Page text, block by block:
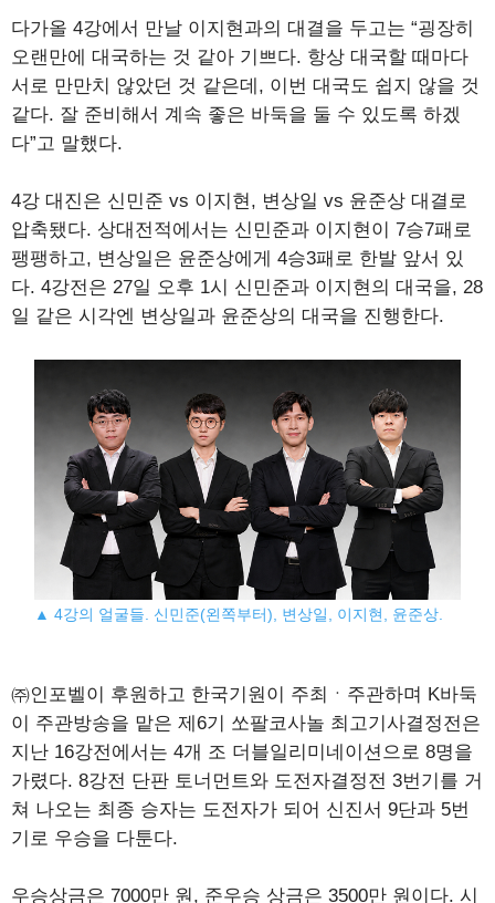
다가올 4강에서 만날 이지현과의 대결을 두고는 “굉장히
오랜만에 대국하는 것 같아 기쁘다. 항상 대국할 때마다
서로 만만치 않았던 것 같은데, 이번 대국도 쉽지 않을 것
같다. 잘 준비해서 계속 좋은 바둑을 둘 수 있도록 하겠
다”고 말했다.
4강 대진은 신민준 vs 이지현, 변상일 vs 윤준상 대결로
압축됐다. 상대전적에서는 신민준과 이지현이 7승7패로
팽팽하고, 변상일은 윤준상에게 4승3패로 한발 앞서 있
다. 4강전은 27일 오후 1시 신민준과 이지현의 대국을, 28
일 같은 시각엔 변상일과 윤준상의 대국을 진행한다.
▲ 4강의 얼굴들. 신민준(왼쪽부터), 변상일, 이지현, 윤준상.
㈜인포벨이 후원하고 한국기원이 주최ㆍ주관하며 K바둑
이 주관방송을 맡은 제6기 쏘팔코사놀 최고기사결정전은
지난 16강전에서는 4개 조 더블일리미네이션으로 8명을
가렸다. 8강전 단판 토너먼트와 도전자결정전 3번기를 거
쳐 나오는 최종 승자는 도전자가 되어 신진서 9단과 5번
기로 우승을 다툰다.
우승상금은 7000만 원, 준우승 상금은 3500만 원이다. 시